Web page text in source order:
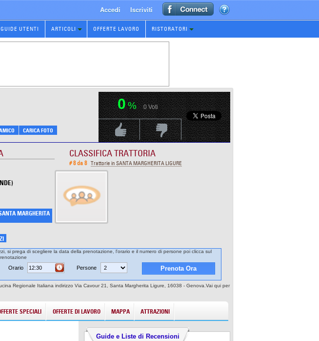
Accedi Iscriviti
GUIDE UTENTI ARTICOLI OFFERTE LAVORO RISTORATORI
CARICA FOTO
0% 0Voti
Voti PositivoVoti Negativo
MARGHERITA
CLASSIFICA TRATTORIA
# 8 da 8 Trattorie in SANTA MARGHERITA LIGURE
si prega di scegliere la data della prenotazione, l'orario e il numero di persone poi clicca sul
Orario Persone
Regionale Italiana indirizzo Via Cavour 21, Santa Margherita Ligure, 16038 - Genova.Vai qui per
SPECIALI OFFERTE DI LAVORO MAPPA ATTRAZIONI
Guide e Liste di Recensioni